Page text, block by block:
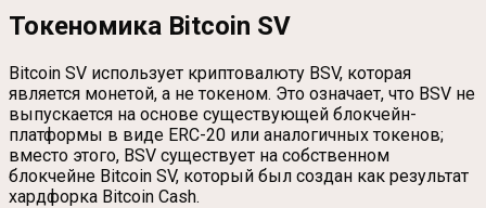
Токеномика Bitcoin SV
Bitcoin SV использует криптовалюту BSV, которая
является монетой, а не токеном. Это означает, что BSV не
выпускается на основе существующей блокчейн-
платформы в виде ERC-20 или аналогичных токенов;
вместо этого, BSV существует на собственном
блокчейне Bitcoin SV, который был создан как результат
хардфорка Bitcoin Cash.